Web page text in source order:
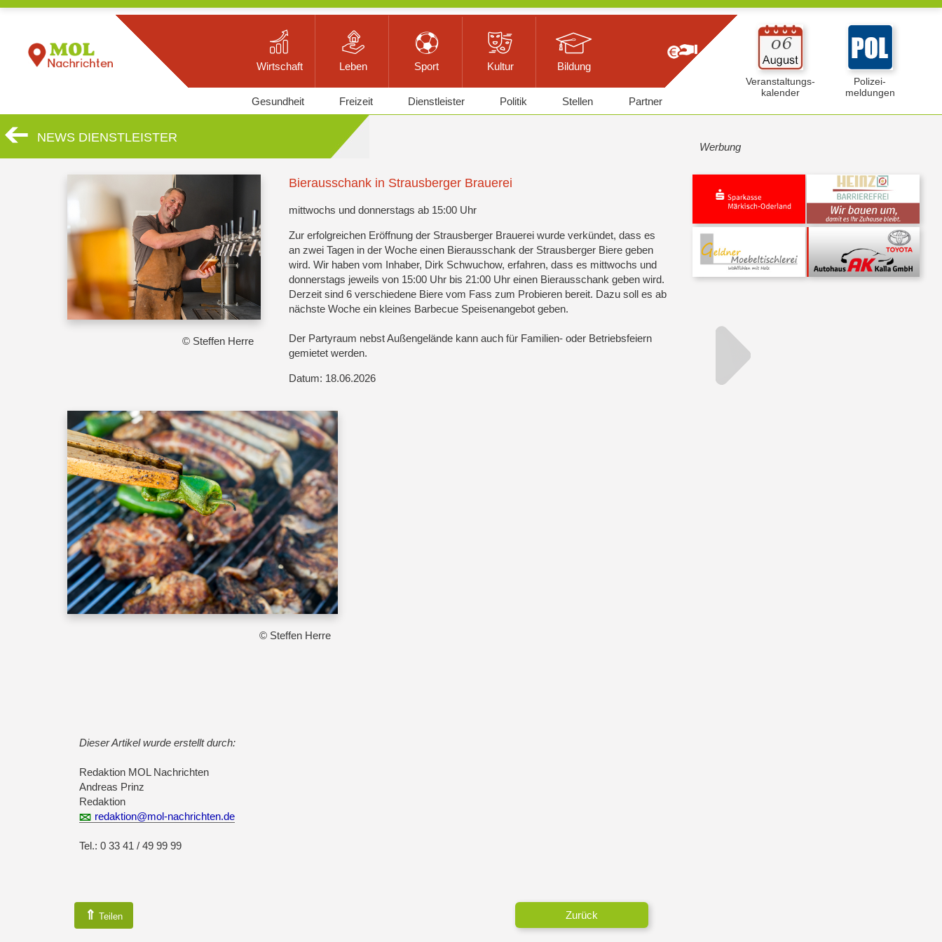
Wirtschaft Leben Sport Kultur Bildung
Veranstaltungs-
kalender
Polizei-
meldungen
Gesundheit Freizeit Dienstleister Politik Stellen Partner
NEWS DIENSTLEISTER
© Steffen Herre
Bierausschank in Strausberger Brauerei
mittwochs und donnerstags ab 15:00 Uhr
Zur erfolgreichen Eröffnung der Strausberger Brauerei wurde verkündet, dass es
an zwei Tagen in der Woche einen Bierausschank der Strausberger Biere geben
wird. Wir haben vom Inhaber, Dirk Schwuchow, erfahren, dass es mittwochs und
donnerstags jeweils von 15:00 Uhr bis 21:00 Uhr einen Bierausschank geben wird.
Derzeit sind 6 verschiedene Biere vom Fass zum Probieren bereit. Dazu soll es ab
nächste Woche ein kleines Barbecue Speisenangebot geben.
Der Partyraum nebst Außengelände kann auch für Familien- oder Betriebsfeiern
gemietet werden.
Datum: 18.06.2026
© Steffen Herre
Dieser Artikel wurde erstellt durch:
Redaktion MOL Nachrichten
Andreas Prinz
Redaktion
redaktion@mol-nachrichten.de
Tel.: 0 33 41 / 49 99 99
⇑ Teilen Zurück
Werbung